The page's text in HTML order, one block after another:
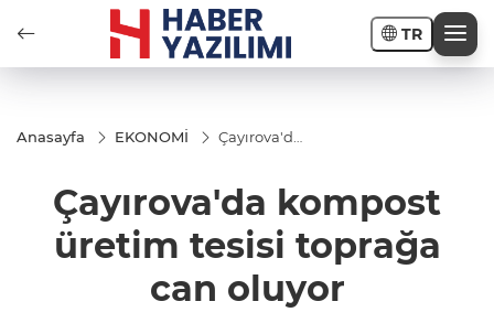
TR
Anasayfa EKONOMİ
Çayırova'da
tesisi
toprağa
Çayırova'da kompost
üretim tesisi toprağa
can oluyor